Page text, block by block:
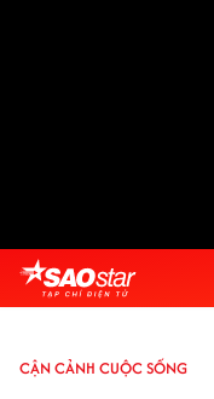
CẬN CẢNH CUỘC SỐNG